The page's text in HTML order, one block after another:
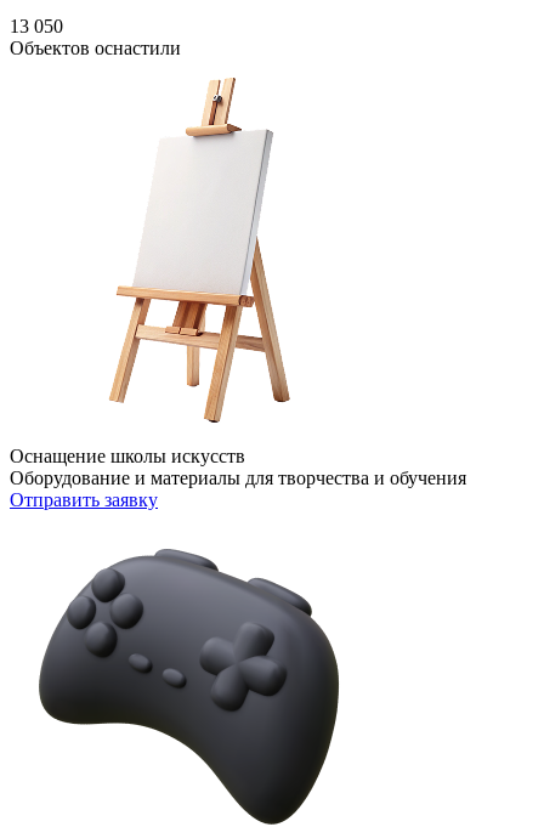
13 050
Объектов оснастили
Оснащение школы искусств
Оборудование и материалы для творчества и обучения
Отправить заявку